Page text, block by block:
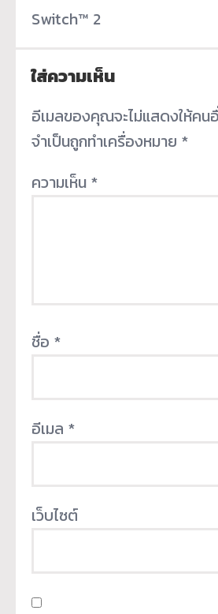
Switch™ 2
ใส่ความเห็น
อีเมลของคุณจะไม่แสดงให้คน
จำเป็นถูกทำเครื่องหมาย *
ความเห็น *
ชื่อ *
อีเมล *
เว็บไซต์